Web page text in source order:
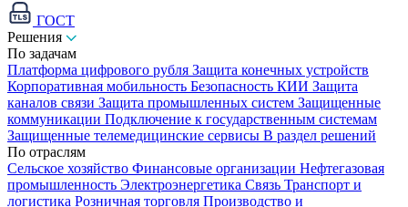
ГОСТ
Решения
По задачам
Платформа цифрового рубля Защита конечных устройств
Корпоративная мобильность Безопасность КИИ Защита
каналов связи Защита промышленных систем Защищенные
коммуникации Подключение к государственным системам
Защищенные телемедицинские сервисы В раздел решений
По отраслям
Сельское хозяйство Финансовые организации Нефтегазовая
промышленность Электроэнергетика Связь Транспорт и
логистика Розничная торговля Производство и